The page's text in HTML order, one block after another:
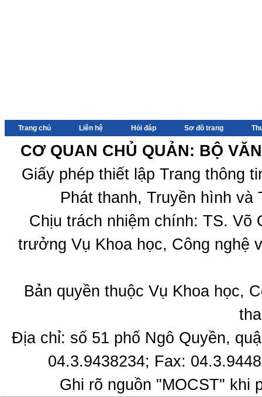
Trang chủ Liên hệ Hỏi đáp Sơ đồ trang
CƠ QUAN CHỦ QUẢN: BỘ
Giấy phép thiết lập Trang thông
Phát thanh, Truyền hình
Chịu trách nhiệm chính: TS.
trưởng Vụ Khoa học, Công nghệ
Bản quyền thuộc Vụ Khoa học,
Địa chỉ: số 51 phố Ngô Quyền,
04.3.9438234; Fax:
Ghi rõ nguồn "MOCST" khi